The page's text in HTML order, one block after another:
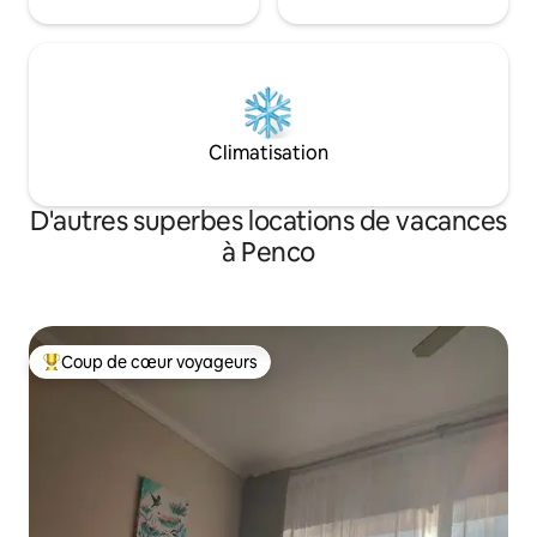
Climatisation
D'autres superbes locations de vacances
à Penco
Coup de cœur voyageurs parmi les plus aimés
Coup de cœur voyageurs